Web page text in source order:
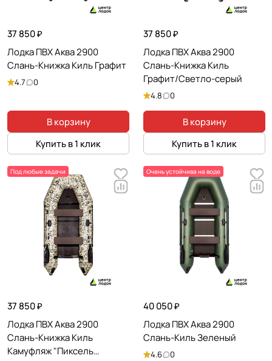
37 850 ₽
Лодка ПВХ Аква 2900
Слань-Книжка Киль Графит
4.7 0
В корзину
Купить в 1 клик
37 850 ₽
Лодка ПВХ Аква 2900
Слань-Книжка Киль
Графит/Светло-серый
4.8 0
В корзину
Купить в 1 клик
Под любые задачи
37 850 ₽
Лодка ПВХ Аква 2900
Слань-Книжка Киль
Камуфляж "Пиксель
Очень устойчива на воде
40 050 ₽
Лодка ПВХ Аква 2900
Слань-Киль Зеленый
4.6 0